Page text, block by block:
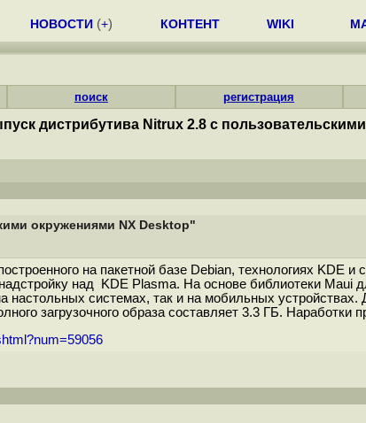
НОВОСТИ (+) КОНТЕНТ WIKI
поиск регистрация
дистрибутива Nitrux 2.8 с
окружениями NX Desktop"
на пакетной базе Debian, технологиях KDE
над KDE Plasma. На основе библиотеки Maui
настольных системах, так и на мобильных
загрузочного образа составляет 3.3 ГБ.